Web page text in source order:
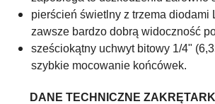
pierścień świetlny z trzema diodami
zawsze bardzo dobrą widoczność
sześciokątny uchwyt bitowy 1/4"
szybkie mocowanie końcówek.
DANE TECHNICZNE